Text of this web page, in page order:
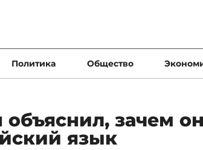
Политика Общество
объяснил, зачем
язык